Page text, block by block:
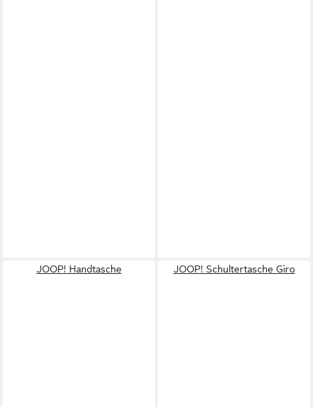
JOOP! Handtasche JOOP! Schultertasche Giro